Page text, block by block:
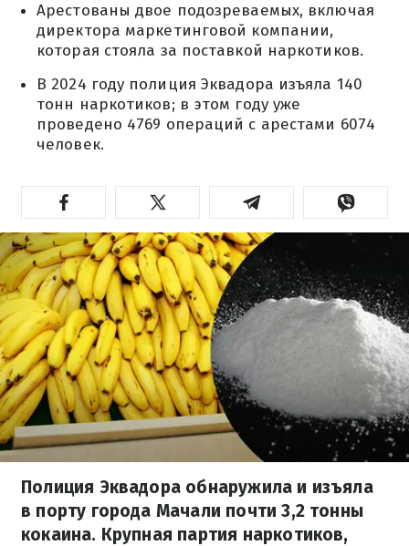
Арестованы двое подозреваемых, включая
директора маркетинговой компании,
которая стояла за поставкой наркотиков.
В 2024 году полиция Эквадора изъяла 140
тонн наркотиков; в этом году уже
проведено 4769 операций с арестами 6074
человек.
Полиция Эквадора обнаружила и изъяла
в порту города Мачали почти 3,2 тонны
кокаина. Крупная партия наркотиков,